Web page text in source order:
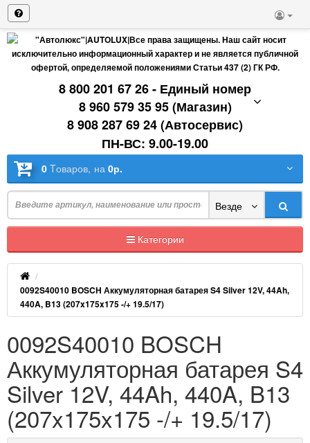
8 800 201 67 26 - Единый номер
8 960 579 35 95 (Магазин)
8 908 287 69 24 (Автосервис)
ПН-ВС: 9.00-19.00
0 Tоваров, на 0р.
Везде
Категории
0092S40010 BOSCH Аккумуляторная батарея S4 Silver 12V, 44Ah,
440A, B13 (207x175x175 -/+ 19.5/17)
0092S40010 BOSCH
Аккумуляторная батарея S4
Silver 12V, 44Ah, 440A, B13
(207x175x175 -/+ 19.5/17)